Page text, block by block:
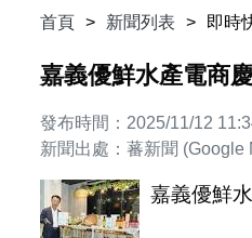
首頁 新聞列表 即時
嘉義優鮮水產電商
發布時間：2025/11/12
新聞出處：蕃新聞 (Google
嘉義優鮮